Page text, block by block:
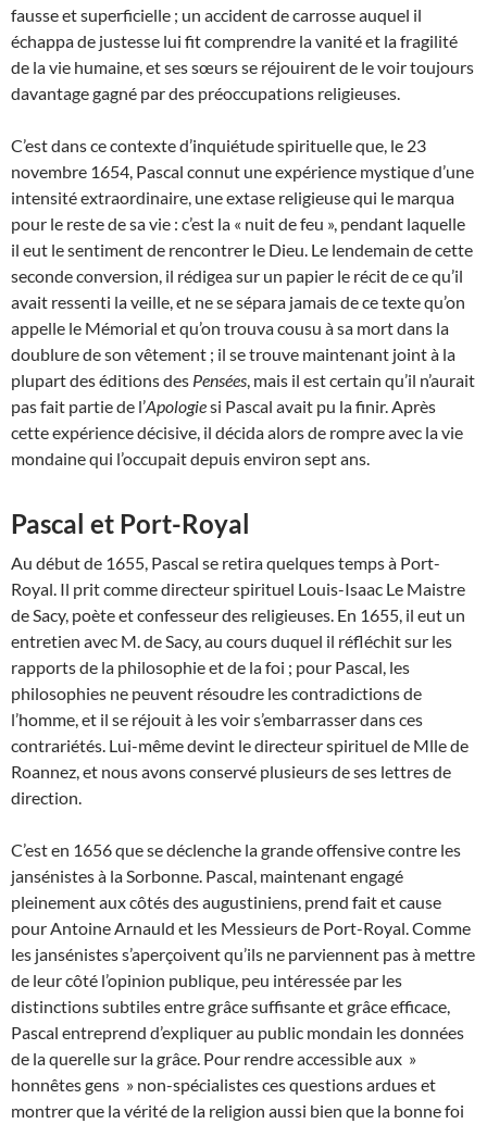
fausse et superficielle ; un accident de carrosse auquel il
échappa de justesse lui fit comprendre la vanité et la fragilité
de la vie humaine, et ses sœurs se réjouirent de le voir toujours
davantage gagné par des préoccupations religieuses.
C’est dans ce contexte d’inquiétude spirituelle que, le 23
novembre 1654, Pascal connut une expérience mystique d’une
intensité extraordinaire, une extase religieuse qui le marqua
pour le reste de sa vie : c’est la « nuit de feu », pendant laquelle
il eut le sentiment de rencontrer le Dieu. Le lendemain de cette
seconde conversion, il rédigea sur un papier le récit de ce qu’il
avait ressenti la veille, et ne se sépara jamais de ce texte qu’on
appelle le Mémorial et qu’on trouva cousu à sa mort dans la
doublure de son vêtement ; il se trouve maintenant joint à la
plupart des éditions des Pensées , mais il est certain qu’il n’aurait
pas fait partie de l’Apologiesi Pascal avait pu la finir. Après
cette expérience décisive, il décida alors de rompre avec la vie
mondaine qui l’occupait depuis environ sept ans.
Pascal et Port-Royal
Au début de 1655, Pascal se retira quelques temps à Port-
Royal. Il prit comme directeur spirituel Louis-Isaac Le Maistre
de Sacy, poète et confesseur des religieuses. En 1655, il eut un
entretien avec M. de Sacy, au cours duquel il réfléchit sur les
rapports de la philosophie et de la foi ; pour Pascal, les
philosophies ne peuvent résoudre les contradictions de
l’homme, et il se réjouit à les voir s’embarrasser dans ces
contrariétés. Lui-même devint le directeur spirituel de Mlle de
Roannez, et nous avons conservé plusieurs de ses lettres de
direction.
C’est en 1656 que se déclenche la grande offensive contre les
jansénistes à la Sorbonne. Pascal, maintenant engagé
pleinement aux côtés des augustiniens, prend fait et cause
pour Antoine Arnauld et les Messieurs de Port-Royal. Comme
les jansénistes s’aperçoivent qu’ils ne parviennent pas à mettre
de leur côté l’opinion publique, peu intéressée par les
distinctions subtiles entre grâce suffisante et grâce efficace,
Pascal entreprend d’expliquer au public mondain les données
de la querelle sur la grâce. Pour rendre accessible aux »
honnêtes gens » non-spécialistes ces questions ardues et
montrer que la vérité de la religion aussi bien que la bonne foi